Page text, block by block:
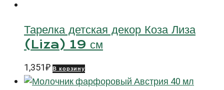
Тарелка детская декор Коза Лиза
(Liza) 19 см
1,351₽ В корзину